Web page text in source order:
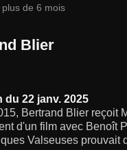
de 6 mois
Blier
du 22 janv. 2025
Bertrand Blier reçoit
d'un film avec Benoît
Valseuses prouvait